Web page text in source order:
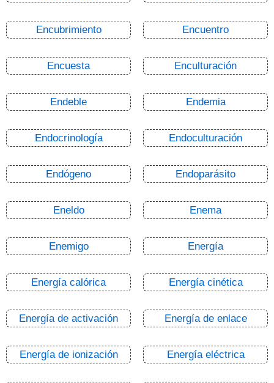
Encubrimiento Encuentro
Encuesta Enculturación
Endeble Endemia
Endocrinología Endoculturación
Endógeno Endoparásito
Eneldo Enema
Enemigo Energía
Energía calórica Energía cinética
Energía de activación Energía de enlace
Energía de ionización Energía eléctrica